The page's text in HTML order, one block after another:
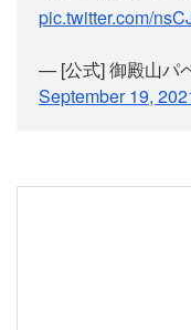
pic.twitter.com/
— [公式] 御殿山パ
September 19,